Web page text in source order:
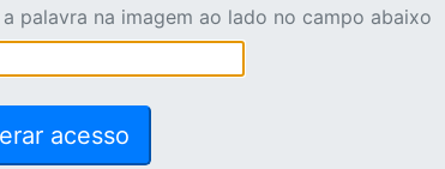
palavra na imagem ao lado no campo abaixo